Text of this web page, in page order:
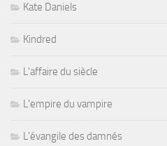
Kate Daniels
Kindred
L'affaire du siècle
L'empire du vampire
L'évangile des damnés